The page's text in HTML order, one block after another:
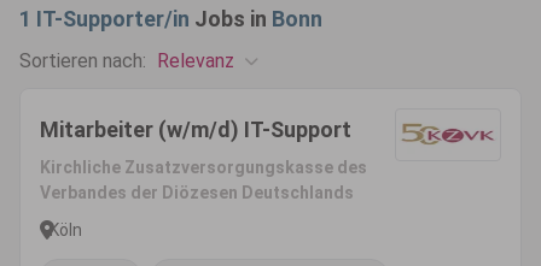
1 IT-Supporter/in Jobs in Bonn
Sortieren nach: Relevanz
Mitarbeiter (w/m/d) IT-Support
Kirchliche Zusatzversorgungskasse des
Verbandes der Diözesen Deutschlands
Köln